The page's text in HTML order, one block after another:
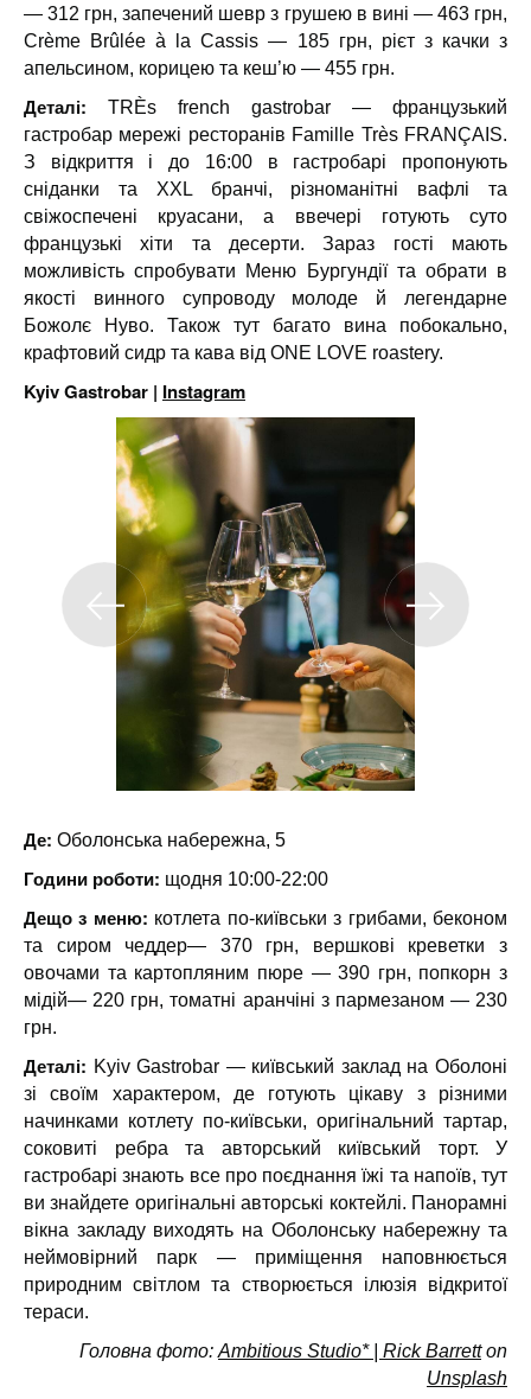
— 312 грн, запечений шевр з грушею в вині — 463 грн,
Crème Brûlée à la Cassis — 185 грн, рієт з качки з
апельсином, корицею та кеш’ю — 455 грн.
Деталі:
TRÈs french gastrobar — французький
гастробар мережі ресторанів Famille Très FRANÇAIS.
З відкриття і до 16:00 в гастробарі пропонують
сніданки та XXL бранчі, різноманітні вафлі та
свіжоспечені круасани, а ввечері готують суто
французькі хіти та десерти. Зараз гості мають
можливість спробувати Меню Бургундії та обрати в
якості винного супроводу молоде й легендарне
Божолє Нуво. Також тут багато вина побокально,
крафтовий сидр та кава від ONE LOVE roastery.
Kyiv Gastrobar | Instagram
Де: Оболонська набережна, 5
Години роботи: щодня 10:00-22:00
Дещо з меню: котлета по-київськи з грибами, беконом
та сиром чеддер— 370 грн, вершкові креветки з
овочами та картопляним пюре — 390 грн, попкорн з
мідій— 220 грн, томатні аранчіні з пармезаном — 230
грн.
Деталі: Kyiv Gastrobar — київський заклад на Оболоні
зі своїм характером, де готують цікаву з різними
начинками котлету по-київськи, оригінальний тартар,
соковиті ребра та авторський київський торт. У
гастробарі знають все про поєднання їжі та напоїв, тут
ви знайдете оригінальні авторські коктейлі. Панорамні
вікна закладу виходять на Оболонську набережну та
неймовірний парк — приміщення наповнюється
природним світлом та створюється ілюзія відкритої
тераси.
Головна фото: Ambitious Studio* | Rick Barretton
Unsplash